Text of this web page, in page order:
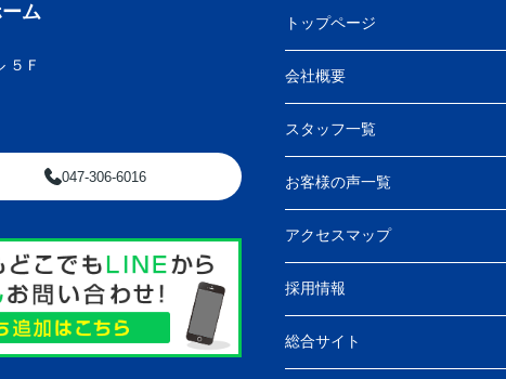
ム
５Ｆ
047-306-6016
トップページ
会社概要
スタッフ一覧
お客様の声一覧
アクセスマップ
採用情報
総合サイト